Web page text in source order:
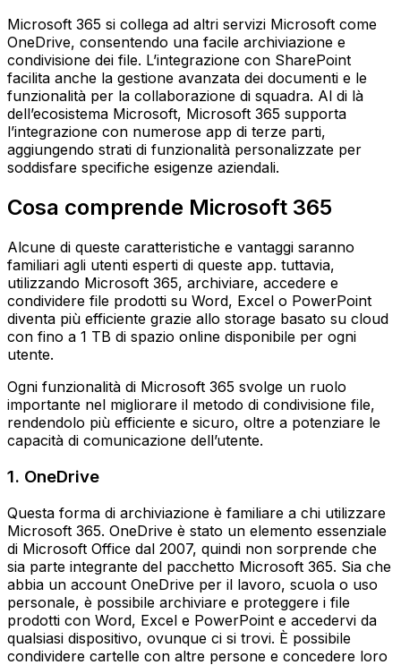
Microsoft 365 si collega ad altri servizi Microsoft come
OneDrive, consentendo una facile archiviazione e
condivisione dei file. L’integrazione con SharePoint
facilita anche la gestione avanzata dei documenti e le
funzionalità per la collaborazione di squadra. Al di là
dell’ecosistema Microsoft, Microsoft 365 supporta
l’integrazione con numerose app di terze parti,
aggiungendo strati di funzionalità personalizzate per
soddisfare specifiche esigenze aziendali.
Cosa comprende Microsoft 365
Alcune di queste caratteristiche e vantaggi saranno
familiari agli utenti esperti di queste app. tuttavia,
utilizzando Microsoft 365, archiviare, accedere e
condividere file prodotti su Word, Excel o PowerPoint
diventa più efficiente grazie allo storage basato su cloud
con fino a 1 TB di spazio online disponibile per ogni
utente.
Ogni funzionalità di Microsoft 365 svolge un ruolo
importante nel migliorare il metodo di condivisione file,
rendendolo più efficiente e sicuro, oltre a potenziare le
capacità di comunicazione dell’utente.
1. OneDrive
Questa forma di archiviazione è familiare a chi utilizzare
Microsoft 365. OneDrive è stato un elemento essenziale
di Microsoft Office dal 2007, quindi non sorprende che
sia parte integrante del pacchetto Microsoft 365. Sia che
abbia un account OneDrive per il lavoro, scuola o uso
personale, è possibile archiviare e proteggere i file
prodotti con Word, Excel e PowerPoint e accedervi da
qualsiasi dispositivo, ovunque ci si trovi. È possibile
condividere cartelle con altre persone e concedere loro